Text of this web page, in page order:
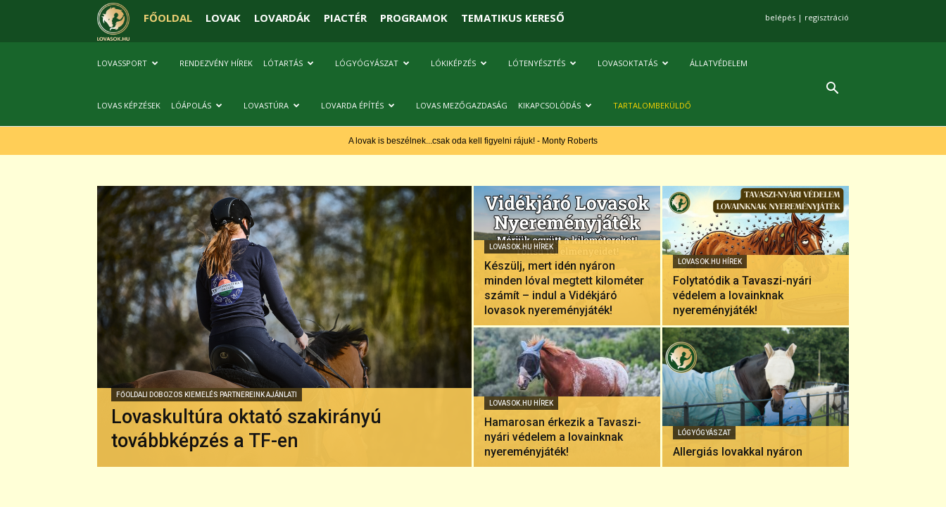
FŐOLDAL LOVAK LOVARDÁK PIACTÉR PROGRAMOK TEMATIKUS KERESŐ belépés | regisztráció
LOVASSPORT RENDEZVÉNY HÍREK LÓTARTÁS LÓGYÓGYÁSZAT LÓKIKÉPZÉS LÓTENYÉSZTÉS LOVASOKTATÁS ÁLLATVÉDELEM
LOVAS KÉPZÉSEK LÓÁPOLÁS LOVASTÚRA LOVARDA ÉPÍTÉS LOVAS MEZŐGAZDASÁG KIKAPCSOLÓDÁS TARTALOMBEKÜLDŐ
A lovak is beszélnek...csak oda kell figyelni rájuk! - Monty Roberts
FŐOLDALI DOBOZOS KIEMELÉS PARTNEREINK AJÁNLATI
Lovaskultúra oktató szakirányú
továbbképzés a TF-en
LOVASOK.HU HÍREK
Készülj, mert idén nyáron
minden lóval megtett kilométer
számít – indul a Vidékjáró
lovasok nyereményjáték!
LOVASOK.HU HÍREK
Folytatódik a Tavaszi-nyári
védelem a lovainknak
nyereményjáték!
LOVASOK.HU HÍREK
Hamarosan érkezik a Tavaszi-
nyári védelem a lovainknak
nyereményjáték!
LÓGYÓGYÁSZAT
Allergiás lovakkal nyáron